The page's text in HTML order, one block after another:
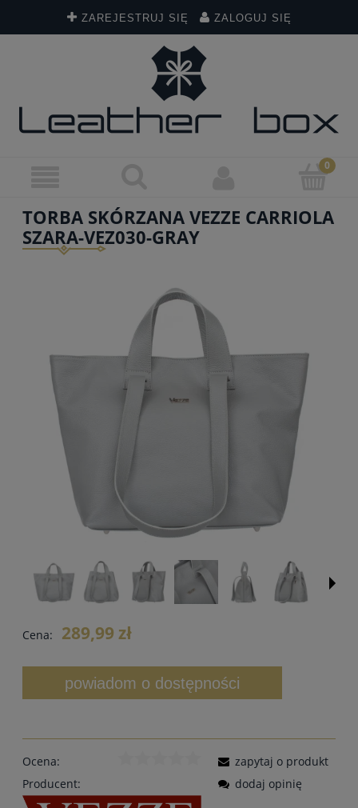
ZAREJESTRUJ SIĘ ZALOGUJ SIĘ
TORBA SKÓRZANA VEZZE CARRIOLA
SZARA-VEZ030-GRAY
Cena: 289,99 zł
powiadom o dostępności
Ocena:
Producent:
zapytaj o produkt
dodaj opinię